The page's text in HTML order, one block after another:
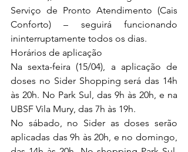
Serviço de Pronto Atendimento (Cais
Conforto) – seguirá funcionando
ininterruptamente todos os dias.
Horários de aplicação
Na sexta-feira (15/04), a aplicação de
doses no Sider Shopping será das 14h
às 20h. No Park Sul, das 9h às 20h, e na
UBSF Vila Mury, das 7h às 19h.
No sábado, no Sider as doses serão
aplicadas das 9h às 20h, e no domingo,